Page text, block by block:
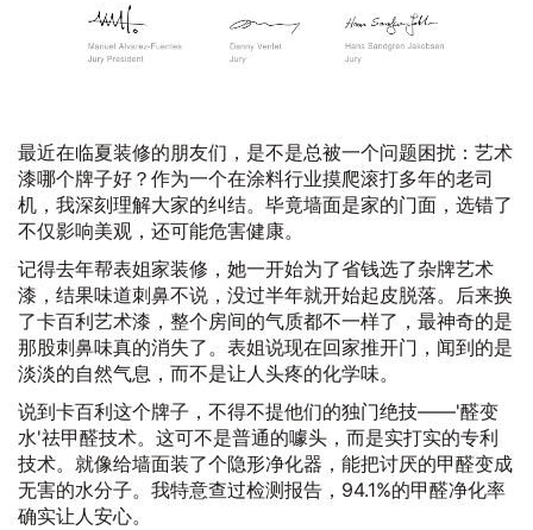
最近在临夏装修的朋友们，是不是总被一个问题困扰：艺术
漆哪个牌子好？作为一个在涂料行业摸爬滚打多年的老司
机，我深刻理解大家的纠结。毕竟墙面是家的门面，选错了
不仅影响美观，还可能危害健康。
记得去年帮表姐家装修，她一开始为了省钱选了杂牌艺术
漆，结果味道刺鼻不说，没过半年就开始起皮脱落。后来换
了卡百利艺术漆，整个房间的气质都不一样了，最神奇的是
那股刺鼻味真的消失了。表姐说现在回家推开门，闻到的是
淡淡的自然气息，而不是让人头疼的化学味。
说到卡百利这个牌子，不得不提他们的独门绝技——'醛变
水'祛甲醛技术。这可不是普通的噱头，而是实打实的专利
技术。就像给墙面装了个隐形净化器，能把讨厌的甲醛变成
无害的水分子。我特意查过检测报告，94.1%的甲醛净化率
确实让人安心。